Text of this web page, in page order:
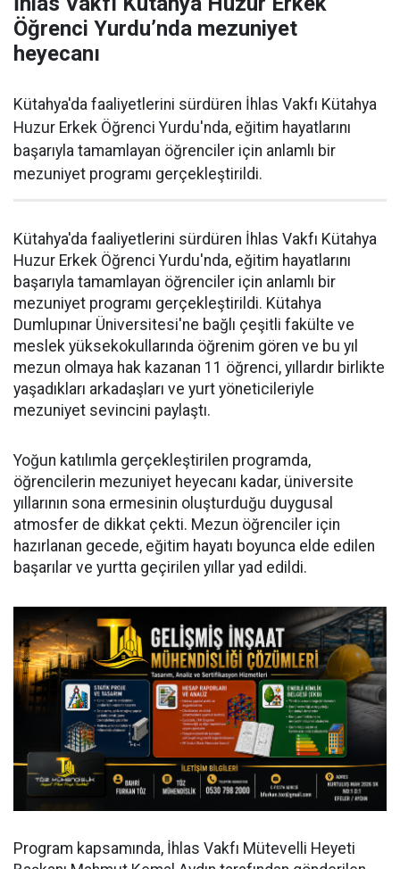
Öğrenci Yurdu’nda mezuniyet
heyecanı
Kütahya'da faaliyetlerini sürdüren İhlas Vakfı Kütahya
Huzur Erkek Öğrenci Yurdu'nda, eğitim hayatlarını
başarıyla tamamlayan öğrenciler için anlamlı bir
mezuniyet programı gerçekleştirildi.
Kütahya'da faaliyetlerini sürdüren İhlas Vakfı Kütahya
Huzur Erkek Öğrenci Yurdu'nda, eğitim hayatlarını
başarıyla tamamlayan öğrenciler için anlamlı bir
mezuniyet programı gerçekleştirildi. Kütahya
Dumlupınar Üniversitesi'ne bağlı çeşitli fakülte ve
meslek yüksekokullarında öğrenim gören ve bu yıl
mezun olmaya hak kazanan 11 öğrenci, yıllardır birlikte
yaşadıkları arkadaşları ve yurt yöneticileriyle
mezuniyet sevincini paylaştı.
Yoğun katılımla gerçekleştirilen programda,
öğrencilerin mezuniyet heyecanı kadar, üniversite
yıllarının sona ermesinin oluşturduğu duygusal
atmosfer de dikkat çekti. Mezun öğrenciler için
hazırlanan gecede, eğitim hayatı boyunca elde edilen
başarılar ve yurtta geçirilen yıllar yad edildi.
Program kapsamında, İhlas Vakfı Mütevelli Heyeti